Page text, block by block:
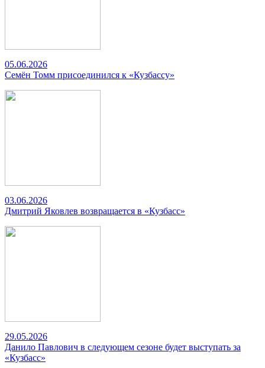
05.06.2026
Семён Томм присоединился к «Кузбассу»
03.06.2026
Дмитрий Яковлев возвращается в «Кузбасс»
29.05.2026
Данило Павлович в следующем сезоне будет выступать за
«Кузбасс»